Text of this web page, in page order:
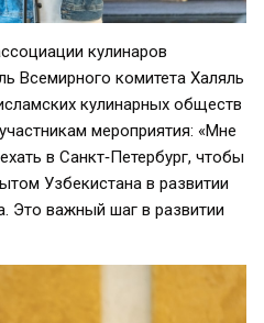
кулинаров
Всемирного комитета Халяль
кулинарных обществ
мероприятия: «Мне
в Санкт‑Петербург, чтобы
Узбекистана в развитии
Это важный шаг в развитии